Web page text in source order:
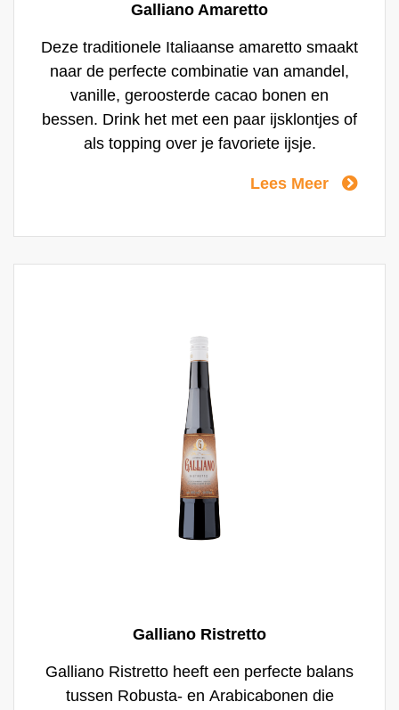
Galliano Amaretto
Deze traditionele Italiaanse amaretto smaakt
naar de perfecte combinatie van amandel,
vanille, geroosterde cacao bonen en
bessen. Drink het met een paar ijsklontjes of
als topping over je favoriete ijsje.
Lees Meer
Galliano Ristretto
Galliano Ristretto heeft een perfecte balans
tussen Robusta- en Arabicabonen die